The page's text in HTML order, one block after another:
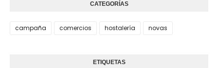
CATEGORÍAS
campaña comercios hostalería novas
ETIQUETAS